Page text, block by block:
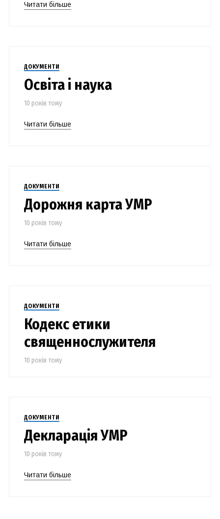
Читати більше
ДОКУМЕНТИ
Освіта і наука
10 років тому
Читати більше
ДОКУМЕНТИ
Дорожня карта УМР
10 років тому
Читати більше
ДОКУМЕНТИ
Кодекс етики
священнослужителя
10 років тому
ДОКУМЕНТИ
Декларація УМР
10 років тому
Читати більше